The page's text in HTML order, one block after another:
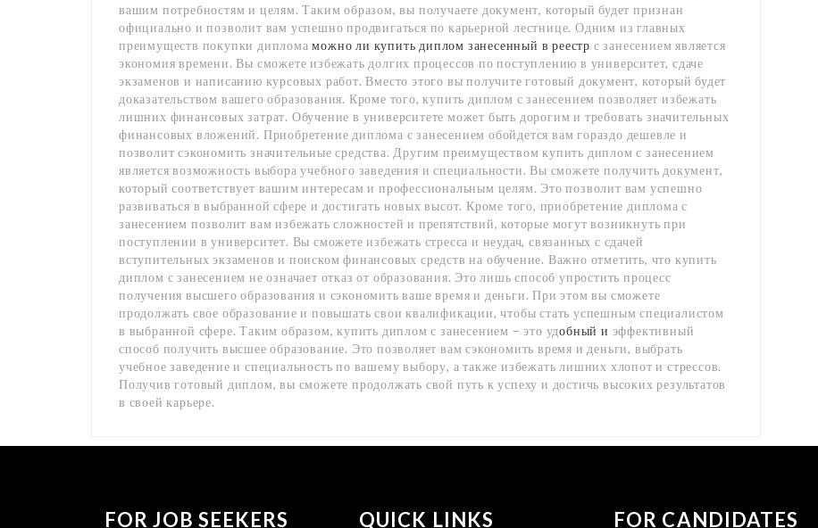
вашим потребностям и целям. Таким образом, вы получаете документ, который будет признан
официально и позволит вам успешно продвигаться по карьерной лестнице. Одним из главных
преимуществ покупки дипломаможно ли купить диплом занесенный в реестр с занесением является
экономия времени. Вы сможете избежать долгих процессов по поступлению в университет, сдаче
экзаменов и написанию курсовых работ. Вместо этого вы получите готовый документ, который будет
доказательством вашего образования. Кроме того, купить диплом с занесением позволяет избежать
лишних финансовых затрат. Обучение в университете может быть дорогим и требовать значительных
финансовых вложений. Приобретение диплома с занесением обойдется вам гораздо дешевле и
позволит сэкономить значительные средства. Другим преимуществом купить диплом с занесением
является возможность выбора учебного заведения и специальности. Вы сможете получить документ,
который соответствует вашим интересам и профессиональным целям. Это позволит вам успешно
развиваться в выбранной сфере и достигать новых высот. Кроме того, приобретение диплома с
занесением позволит вам избежать сложностей и препятствий, которые могут возникнуть при
поступлении в университет. Вы сможете избежать стресса и неудач, связанных с сдачей
вступительных экзаменов и поиском финансовых средств на обучение. Важно отметить, что купить
диплом с занесением не означает отказ от образования. Это лишь способ упростить процесс
получения высшего образования и сэкономить ваше время и деньги. При этом вы сможете
продолжать свое образование и повышать свои квалификации, чтобы стать успешным специалистом
в выбранной сфере. Таким образом, купить диплом с занесением – это удобный и эффективный
способ получить высшее образование. Это позволяет вам сэкономить время и деньги, выбрать
учебное заведение и специальность по вашему выбору, а также избежать лишних хлопот и стрессов.
Получив готовый диплом, вы сможете продолжать свой путь к успеху и достичь высоких результатов
в своей карьере.
FOR JOB SEEKERS QUICK LINKS FOR CANDIDATES